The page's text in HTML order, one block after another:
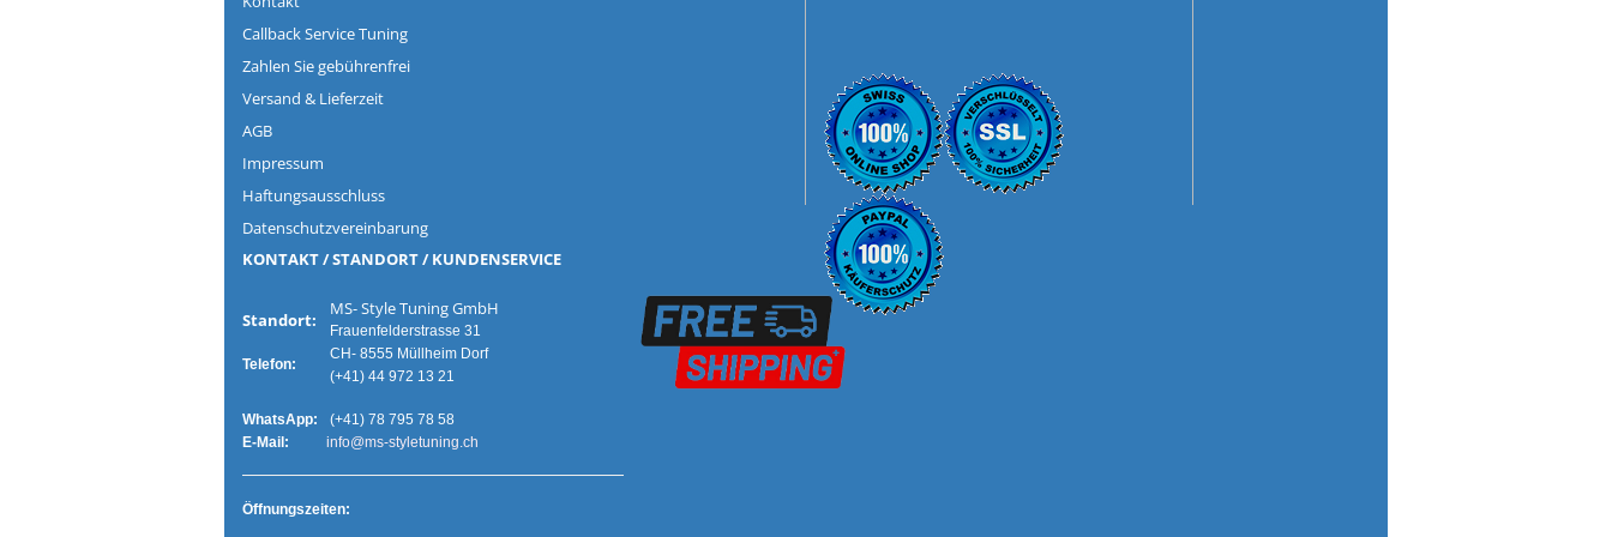
Callback Service Tuning
Zahlen Sie gebührenfrei
Versand & Lieferzeit
AGB
Impressum
Haftungsausschluss
Datenschutzvereinbarung
KONTAKT / STANDORT / KUNDENSERVICE
Standort:
Telefon:
MS- Style Tuning GmbH
Frauenfelderstrasse 31
CH- 8555 Müllheim Dorf
(+41) 44 972 13 21
WhatsApp:
(+41) 78 795 78 58
E-Mail:
info@ms-styletuning.ch
Öffnungszeiten: